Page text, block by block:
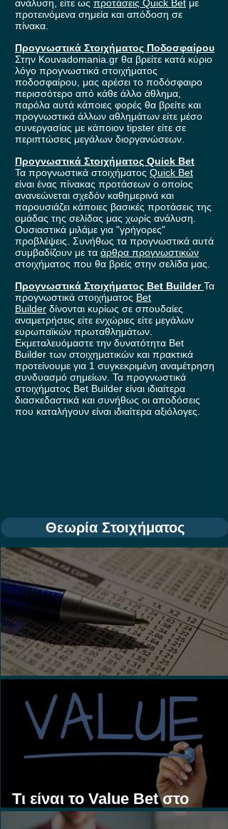
ανάλυση, είτε ως προτάσεις Quick Bet με
προτεινόμενα σημεία και απόδοση σε
πίνακα.
Προγνωστικά Στοιχήματος Ποδοσφαίρου
Στην Kouvadomania.gr θα βρείτε κατά κύριο
λόγο προγνωστικά στοιχήματος
ποδοσφαίρου, μας αρέσει το ποδόσφαιρο
περισσότερο από κάθε άλλο άθλημα,
παρόλα αυτά κάποιες φορές θα βρείτε και
προγνωστικά άλλων αθλημάτων είτε μέσο
συνεργασίας με κάποιον tipster είτε σε
περιπτώσεις μεγάλων διοργανώσεων.
Προγνωστικά Στοιχήματος Quick Bet
Τα προγνωστικά στοιχήματος Quick Bet
είναι ένας πίνακας προτάσεων ο οποίος
ανανεώνεται σχεδόν καθημερινά και
παρουσιάζει κάποιες βασικές προτάσεις της
ομάδας της σελίδας μας χωρίς ανάλυση.
Ουσιαστικά μιλάμε για "γρήγορες"
προβλέψεις. Συνήθως τα προγνωστικά αυτά
συμβαδίζουν με τα άρθρα προγνωστικών
στοιχήματος που θα βρείς στην σελίδα μας.
Προγνωστικά Στοιχήματος Bet BuilderΤα
προγνωστικά στοιχήματος Bet
Builder δίνονται κυρίως σε σπουδαίες
αναμετρήσεις είτε ενχώριες είτε μεγάλων
ευρωπαϊκών πρωταθλημάτων.
Εκμεταλευόμαστε την δυνατότητα Bet
Builder των στοιχηματικών και πρακτικά
προτείνουμε για 1 συγκεκριμένη αναμέτρηση
συνδυασμό σημείων. Τα προγνωστικά
στοιχήματος Bet Builder είναι ιδιαίτερα
διασκεδαστικά και συνήθως οι αποδόσεις
που καταλήγουν είναι ιδιαίτερα αξιόλογες.
Θεωρία Στοιχήματος
Τι είναι το Value Bet στο
Στοίχημα;